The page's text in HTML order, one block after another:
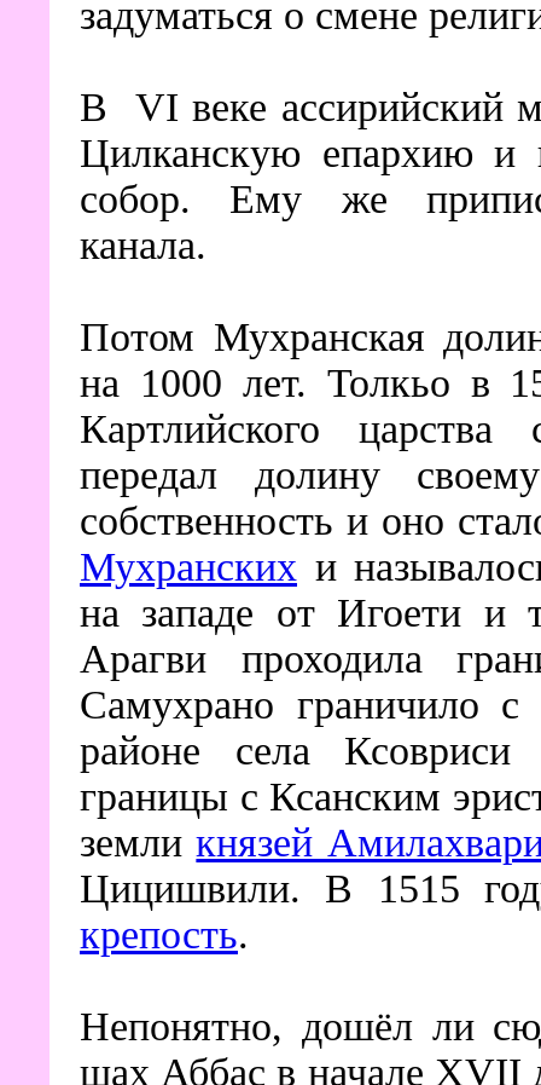
задуматься о смене
В VI веке ассирийский
Цилканскую епархию и
собор. Ему же
канала.
Потом Мухранская
на 1000 лет. Толкьо в
Картлийского
передал долину
собственность и оно
Мухранских и
на западе от Игоети и
Арагви проходила
Самухрано граничило с
районе села Ксовриси
границы с Ксанским
земликнязей
Цицишвили. В 1515
крепость.
Непонятно, дошёл ли
шах Аббас в начале XVII